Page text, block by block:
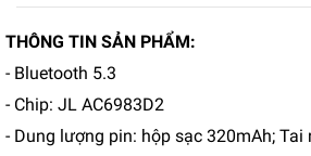
THÔNG TIN SẢN PHẨM:
- Bluetooth 5.3
- Chip: JL AC6983D2
- Dung lượng pin: hộp sạc 320mAh; Tai